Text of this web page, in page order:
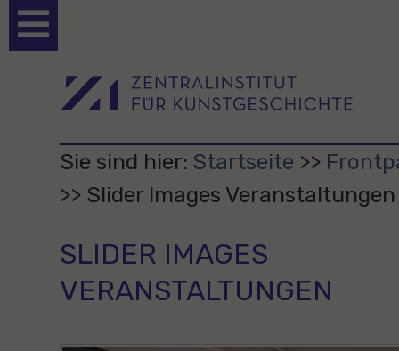
Werkzeuge
Sie sind hier: Startseite
Slider Images Veranstaltungen
SLIDER IMAGES
VERANSTALTUNGEN